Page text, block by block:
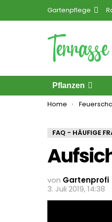
Gartenpflege
Pflanzen
You are here:
Home
FAQ - HÄUFIGE
von Gartenprofi
3. Juli 2019, 14:38